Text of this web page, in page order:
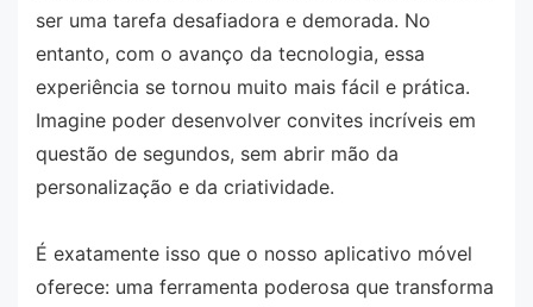
ser uma tarefa desafiadora e demorada. No
entanto, com o avanço da tecnologia, essa
experiência se tornou muito mais fácil e prática.
Imagine poder desenvolver convites incríveis em
questão de segundos, sem abrir mão da
personalização e da criatividade.
É exatamente isso que o nosso aplicativo móvel
oferece: uma ferramenta poderosa que transforma